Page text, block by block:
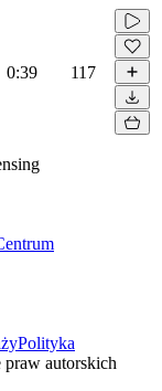
0:39 117
Polityka
praw autorskich